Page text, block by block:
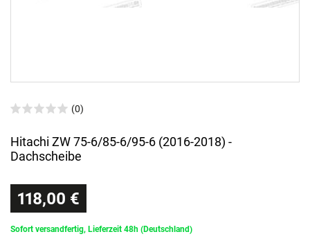
(0)
Hitachi ZW 75-6/85-6/95-6 (2016-2018) -
Dachscheibe
118,00 €
Sofort versandfertig, Lieferzeit 48h (Deutschland)